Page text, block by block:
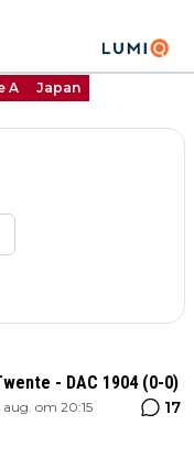
A
Japan
- DAC 1904 (0-0)
aug. om 20:15 17